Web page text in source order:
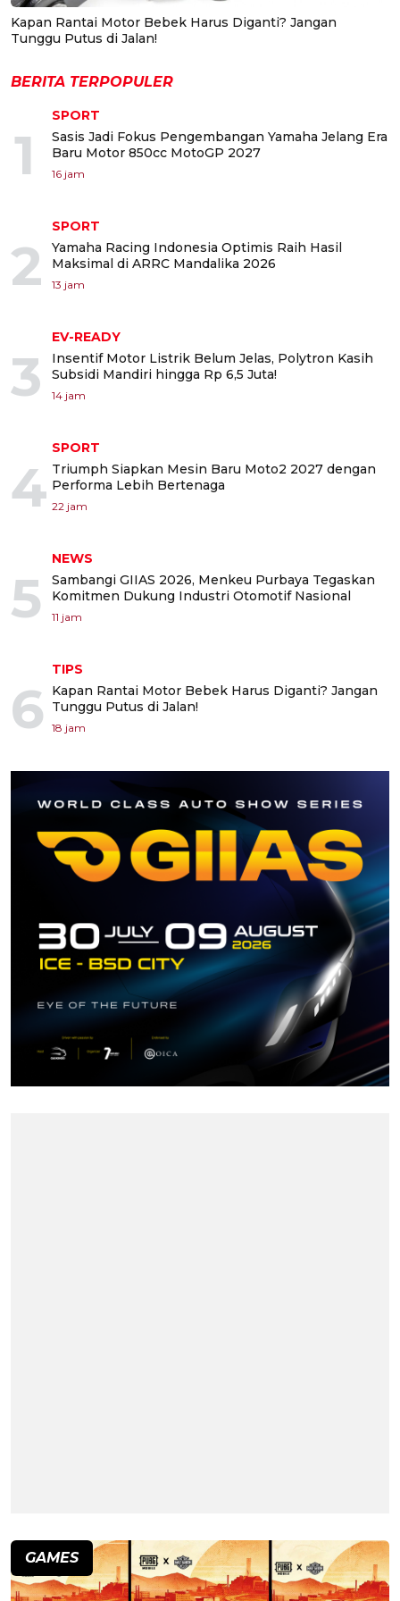
Kapan Rantai Motor Bebek Harus Diganti? Jangan
Tunggu Putus di Jalan!
BERITA TERPOPULER
1
SPORT
Sasis Jadi Fokus Pengembangan Yamaha Jelang Era
Baru Motor 850cc MotoGP 2027
16 jam
2
SPORT
Yamaha Racing Indonesia Optimis Raih Hasil
Maksimal di ARRC Mandalika 2026
13 jam
3
EV-READY
Insentif Motor Listrik Belum Jelas, Polytron Kasih
Subsidi Mandiri hingga Rp 6,5 Juta!
14 jam
4
SPORT
Triumph Siapkan Mesin Baru Moto2 2027 dengan
Performa Lebih Bertenaga
22 jam
5
NEWS
Sambangi GIIAS 2026, Menkeu Purbaya Tegaskan
Komitmen Dukung Industri Otomotif Nasional
11 jam
6
TIPS
Kapan Rantai Motor Bebek Harus Diganti? Jangan
Tunggu Putus di Jalan!
18 jam
GAMES